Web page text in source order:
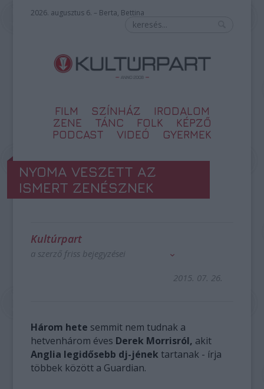
2026. augusztus 6. – Berta, Bettina
FILM SZÍNHÁZ
IRODALOM
ZENE
TÁNC FOLK
KÉPZŐ
PODCAST
VIDEÓ GYERMEK
NYOMA VESZETT AZ
ISMERT ZENÉSZNEK
Kultúrpart
a szerző friss bejegyzései
2015. 07. 26.
Három hete semmit nem tudnak a
hetvenhárom éves Derek Morrisról, akit
Anglia legidősebb dj-jének tartanak - írja
többek között a Guardian.